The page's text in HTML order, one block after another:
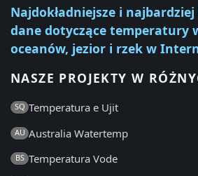
Najdokładniejsze i
dane dotyczące temperatury
oceanów, jezior i rzek w
NASZE PROJEKTY W
SQ Temperatura e Ujit
AU Australia Watertemp
BS Temperatura Vode